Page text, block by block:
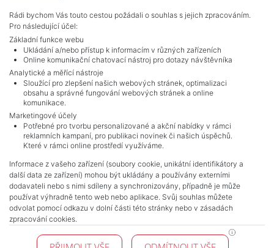
NAVIGACE
Terms and conditions
Protection of personal data
Real estate's
Contact
Cookie processing
KONTAKT
Rádi bychom Vás touto cestou požádali o souhlas s jejich zpracováním.
Pro následující účel:
Základní funkce webu
Ukládání a/nebo přístup k informacím v různých zařízeních
Online komunikační chatovací nástroj pro dotazy návštěvníka
Analytické a měřící nástroje
Sloužící pro zlepšení našich webových stránek, optimalizaci
obsahu a správné fungování webových stránek a online
komunikace.
Marketingové účely
Potřebné pro tvorbu personalizované a akční nabídky v rámci
reklamních kampaní, pro publikaci novinek či našich úspěchů.
Které v rámci online prostředí využíváme.
Informace z vašeho zařízení (soubory cookie, unikátní identifikátory a
další data ze zařízení) mohou být ukládány a používány externími
dodavateli nebo s nimi sdíleny a synchronizovány, případně je může
používat výhradně tento web nebo aplikace. Svůj souhlas můžete
odvolat pomocí odkazu v dolní části této stránky nebo v zásadách
zpracování cookies.